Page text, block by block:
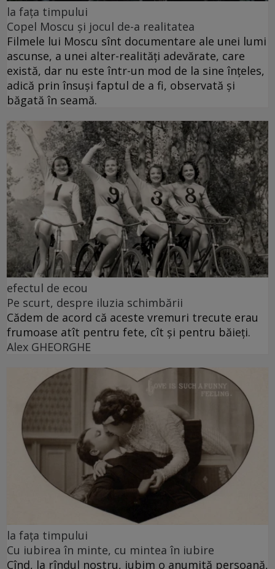
la fața timpului
Copel Moscu și jocul de-a realitatea
Filmele lui Moscu sînt documentare ale unei lumi
ascunse, a unei alter-realități adevărate, care
există, dar nu este într-un mod de la sine înțeles,
adică prin însuși faptul de a fi, observată și
băgată în seamă.
efectul de ecou
Pe scurt, despre iluzia schimbării
Cădem de acord că aceste vremuri trecute erau
frumoase atît pentru fete, cît și pentru băieți.
Alex GHEORGHE
la fața timpului
Cu iubirea în minte, cu mintea în iubire
Cînd, la rîndul nostru, iubim o anumită persoană,